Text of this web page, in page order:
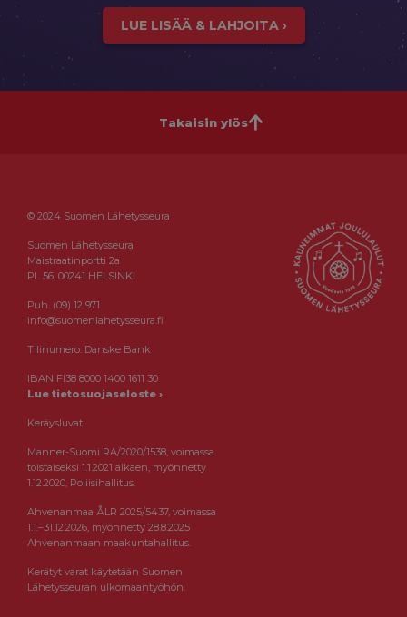
LUE LISÄÄ & LAHJOITA ›
Takaisin ylös
© 2024 Suomen Lähetysseura
Suomen Lähetysseura
Maistraatinportti 2a
PL 56, 00241 HELSINKI
Puh. (09) 12 971
info@suomenlahetysseura.fi
Tilinumero: Danske Bank
IBAN FI38 8000 1400 1611 30
Lue tietosuojaseloste ›
Keräysluvat:
Manner-Suomi RA/2020/1538, voimassa
toistaiseksi 1.1.2021 alkaen, myönnetty
1.12.2020, Poliisihallitus.
Ahvenanmaa ÅLR 2025/5437, voimassa
1.1.–31.12.2026, myönnetty 28.8.2025
Ahvenanmaan maakuntahallitus.
Kerätyt varat käytetään Suomen
Lähetysseuran ulkomaantyöhön.